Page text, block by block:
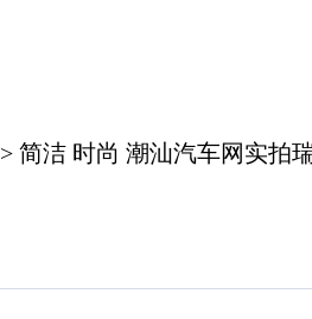
洁 时尚 潮汕汽车网实拍